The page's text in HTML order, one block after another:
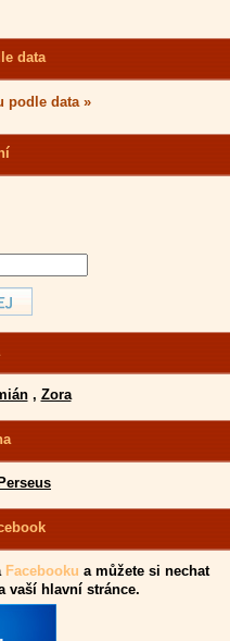
data
podle data »
, Zora
Perseus
Facebooku a můžete si nechat
vaší hlavní stránce.